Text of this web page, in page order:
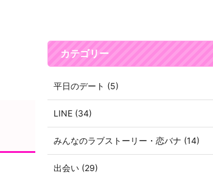
カテゴリー
平日のデート (5)
LINE (34)
みんなのラブストーリー・恋バナ (14)
出会い (29)